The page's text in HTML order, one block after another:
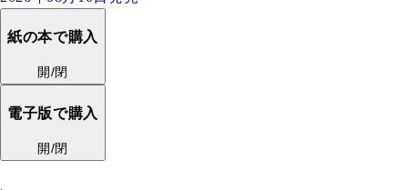
紙の本で購入
開/閉
電子版で購入
開/閉